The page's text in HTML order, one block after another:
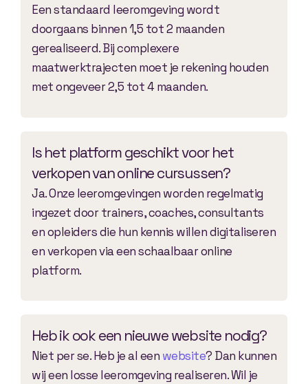
Een standaard leeromgeving wordt
doorgaans binnen 1,5 tot 2 maanden
gerealiseerd. Bij complexere
maatwerktrajecten moet je rekening houden
met ongeveer 2,5 tot 4 maanden.
Is het platform geschikt voor het
verkopen van online cursussen?
Ja. Onze leeromgevingen worden regelmatig
ingezet door trainers, coaches, consultants
en opleiders die hun kennis willen digitaliseren
en verkopen via een schaalbaar online
platform.
Heb ik ook een nieuwe website nodig?
Niet per se. Heb je al een website? Dan kunnen
wij een losse leeromgeving realiseren. Wil je